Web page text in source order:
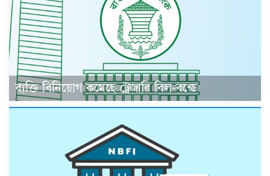
ব্যক্তি বিনিয়োগ কমেছে ট্রেজারি বিল-বন্ডে